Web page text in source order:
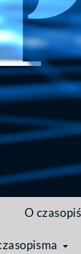
O
/ Archiwum